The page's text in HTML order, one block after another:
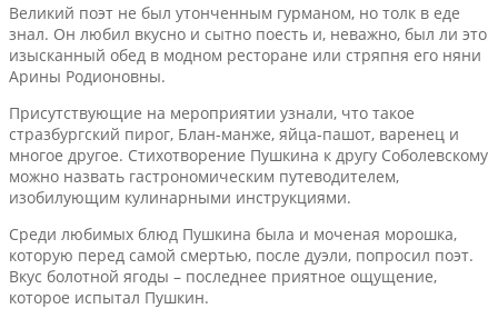
Великий поэт не был утонченным гурманом, но толк в еде
знал. Он любил вкусно и сытно поесть и, неважно, был ли это
изысканный обед в модном ресторане или стряпня его няни
Арины Родионовны.
Присутствующие на мероприятии узнали, что такое
стразбургский пирог, Блан-манже, яйца-пашот, варенец и
многое другое. Стихотворение Пушкина к другу Соболевскому
можно назвать гастрономическим путеводителем,
изобилующим кулинарными инструкциями.
Среди любимых блюд Пушкина была и моченая морошка,
которую перед самой смертью, после дуэли, попросил поэт.
Вкус болотной ягоды – последнее приятное ощущение,
которое испытал Пушкин.